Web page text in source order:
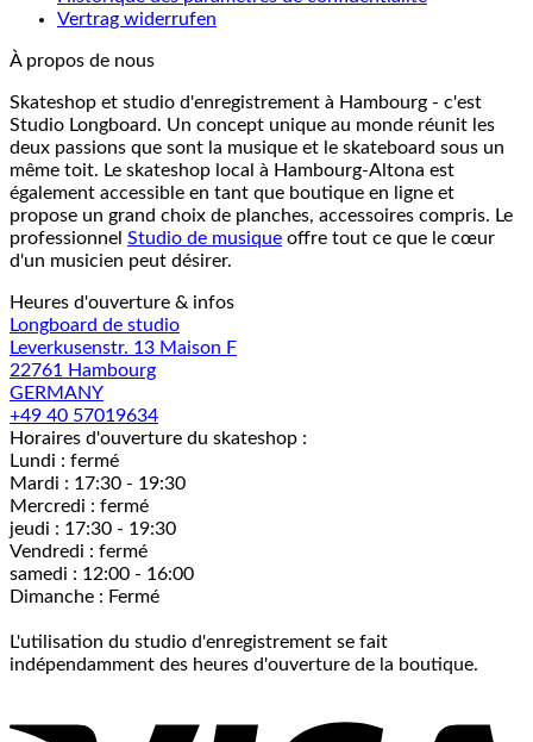
Vertrag widerrufen
À propos de nous
Skateshop et studio d'enregistrement à Hambourg - c'est
Studio Longboard. Un concept unique au monde réunit les
deux passions que sont la musique et le skateboard sous un
même toit. Le skateshop local à Hambourg-Altona est
également accessible en tant que boutique en ligne et
propose un grand choix de planches, accessoires compris. Le
professionnel Studio de musique offre tout ce que le cœur
d'un musicien peut désirer.
Heures d'ouverture & infos
Longboard de studio
Leverkusenstr. 13 Maison F
22761 Hambourg
GERMANY
+49 40 57019634
Horaires d'ouverture du skateshop :
Lundi : fermé
Mardi : 17:30 - 19:30
Mercredi : fermé
jeudi : 17:30 - 19:30
Vendredi : fermé
samedi : 12:00 - 16:00
Dimanche : Fermé
L'utilisation du studio d'enregistrement se fait
indépendamment des heures d'ouverture de la boutique.